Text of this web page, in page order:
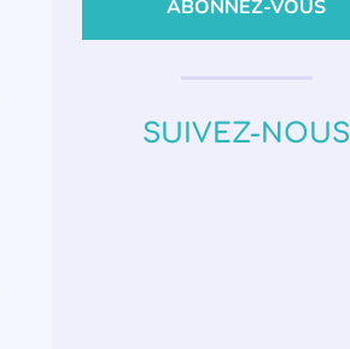
SUIVEZ-NOUS